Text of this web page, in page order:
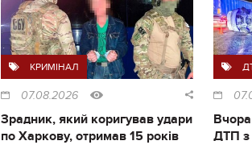
КРИМІНАЛ
07.08.2026
Зрадник, який коригував удари
по Харкову, отримав 15 років
ДТП з